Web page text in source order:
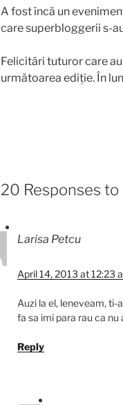
A fost încă un
care superbloggerii s-
Felicitări tuturor care
următoarea ediție. În
20 Responses to
Larisa Petcu
April 14, 2013 at 12:23
Auzi la el, leneveam,
fa sa imi para rau ca nu
Reply